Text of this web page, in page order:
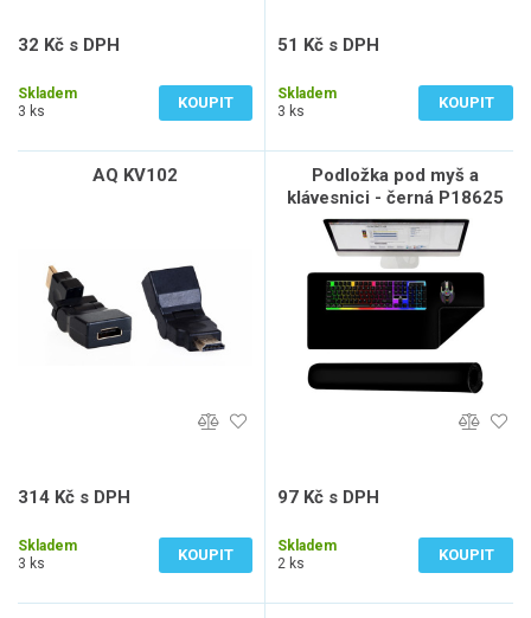
32 Kč s DPH
Skladem
3 ks
KOUPIT
51 Kč s DPH
Skladem
3 ks
KOUPIT
AQ KV102
314 Kč s DPH
Skladem
3 ks
KOUPIT
Podložka pod myš a
klávesnici - černá P18625
97 Kč s DPH
Skladem
2 ks
KOUPIT